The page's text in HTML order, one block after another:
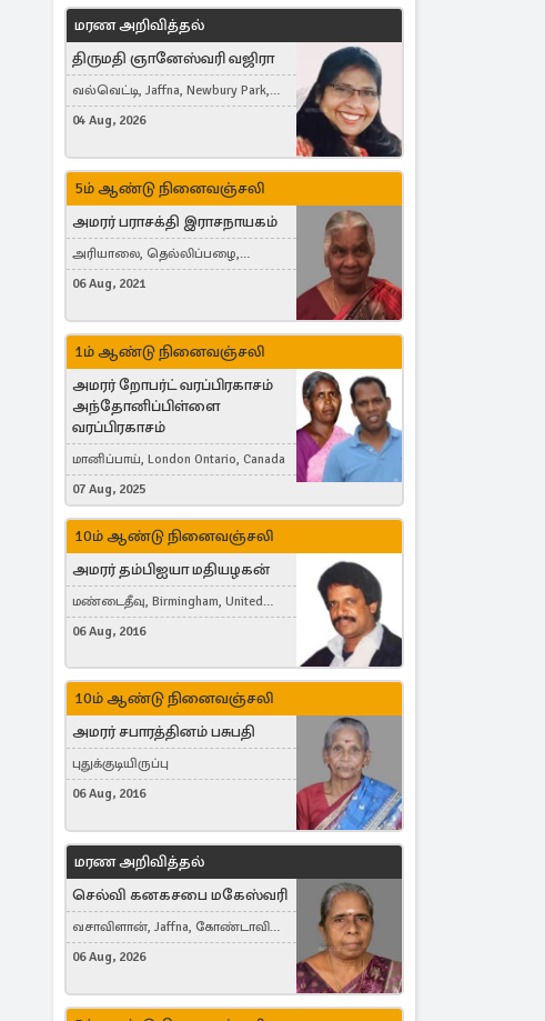
மரண அறிவித்தல்
திருமதி ஞானேஸ்வரி வஜிரா
வல்வெட்டி, Jaffna, Newbury Park,
United Kingdom
04 Aug, 2026
5ம் ஆண்டு நினைவஞ்சலி
அமரர் பராசக்தி இராசநாயகம்
அரியாலை, தெல்லிப்பழை,
Montreal, Canada
06 Aug, 2021
1ம் ஆண்டு நினைவஞ்சலி
அமரர் றோபர்ட் வரப்பிரகாசம்
அந்தோனிப்பிள்ளை
வரப்பிரகாசம்
மானிப்பாய், London Ontario, Canada
07 Aug, 2025
10ம் ஆண்டு நினைவஞ்சலி
அமரர் தம்பிஐயா மதியழகன்
மண்டைதீவு, Birmingham, United
Kingdom
06 Aug, 2016
10ம் ஆண்டு நினைவஞ்சலி
அமரர் சபாரத்தினம் பசுபதி
புதுக்குடியிருப்பு
06 Aug, 2016
மரண அறிவித்தல்
செல்வி கனகசபை மகேஸ்வரி
வசாவிளான், Jaffna, கோண்டாவில்
கிழக்கு
06 Aug, 2026